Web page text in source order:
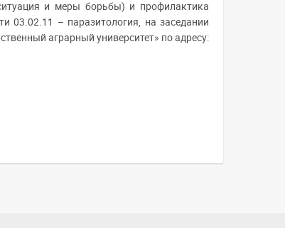
и меры борьбы) и профилактика
03.02.11 – паразитология, на заседании
аграрный университет» по адресу: